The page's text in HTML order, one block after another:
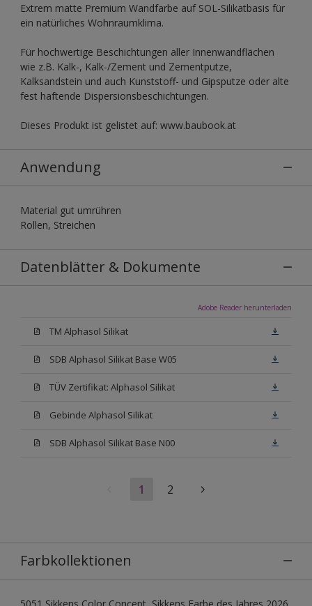
Extrem matte Premium Wandfarbe auf SOL-Silikatbasis für
ein natürliches Wohnraumklima.
Für hochwertige Beschichtungen aller Innenwandflächen
wie z.B. Kalk-, Kalk-/Zement und Zementputze,
Kalksandstein und auch Kunststoff- und Gipsputze oder alte
fest haftende Dispersionsbeschichtungen.
Dieses Produkt ist gelistet auf: www.baubook.at
Anwendung
Material gut umrühren
Rollen, Streichen
Datenblätter & Dokumente
Adobe Reader herunterladen
TM Alphasol Silikat
SDB Alphasol Silikat Base W05
TÜV Zertifikat: Alphasol Silikat
Gebinde Alphasol Silikat
SDB Alphasol Silikat Base N00
1 2
Farbkollektionen